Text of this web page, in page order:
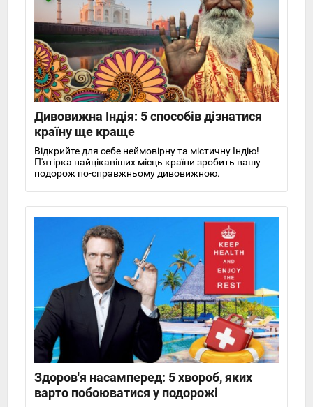
Дивовижна Індія: 5 способів дізнатися
країну ще краще
Відкрийте для себе неймовірну та містичну Індію!
П'ятірка найцікавіших місць країни зробить вашу
подорож по-справжньому дивовижною.
Здоров'я насамперед: 5 хвороб, яких
варто побоюватися у подорожі